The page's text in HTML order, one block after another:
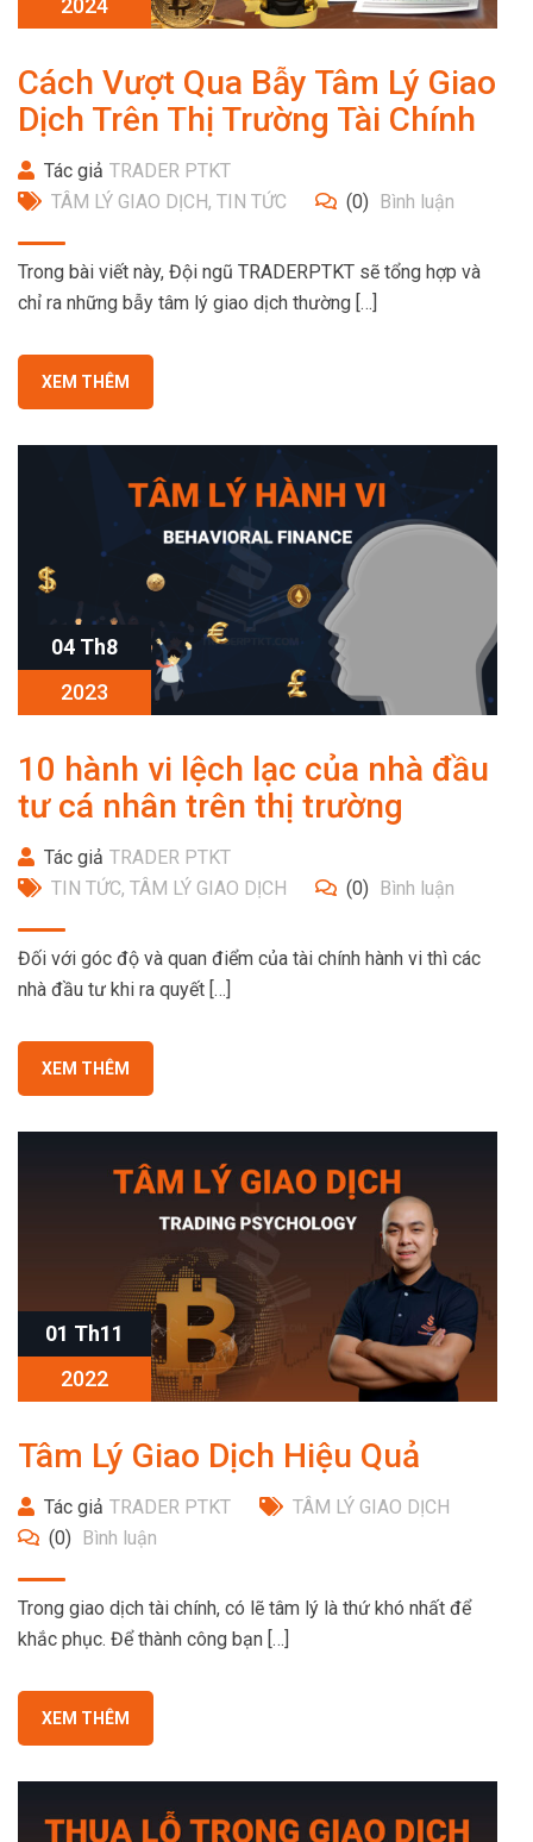
2024
Cách Vượt Qua Bẫy Tâm Lý Giao
Dịch Trên Thị Trường Tài Chính
Tác giả TRADER PTKT
TÂM LÝ GIAO DỊCH, TIN TỨC (0) Bình luận
Trong bài viết này, Đội ngũ TRADERPTKT sẽ tổng hợp và
chỉ ra những bẫy tâm lý giao dịch thường […]
XEM THÊM
04 Th8
2023
10 hành vi lệch lạc của nhà đầu
tư cá nhân trên thị trường
Tác giả TRADER PTKT
TIN TỨC, TÂM LÝ GIAO DỊCH (0) Bình luận
Đối với góc độ và quan điểm của tài chính hành vi thì các
nhà đầu tư khi ra quyết […]
XEM THÊM
01 Th11
2022
Tâm Lý Giao Dịch Hiệu Quả
Tác giả TRADER PTKT
TÂM LÝ GIAO DỊCH
(0) Bình luận
Trong giao dịch tài chính, có lẽ tâm lý là thứ khó nhất để
khắc phục. Để thành công bạn […]
XEM THÊM